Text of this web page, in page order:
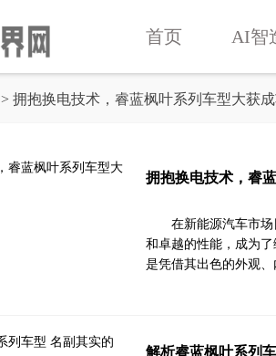
首页 AI智
> 拥抱换电技术，睿蓝枫叶系列车型大获
拥抱换电技术，睿
在新能源汽车市
和卓越的性能，成为
是凭借其出色的外观
解析睿蓝枫叶系列